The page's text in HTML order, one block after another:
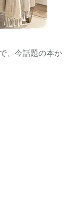
、今話題の本か